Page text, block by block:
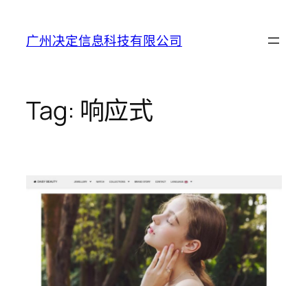
content
广州决定信息科技有限公司
Tag: 响应式